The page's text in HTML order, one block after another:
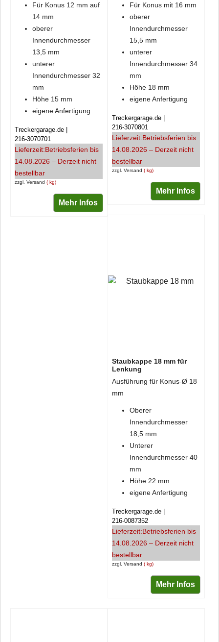
Für Konus 12 mm auf
14 mm
oberer
Innendurchmesser
13,5 mm
unterer
Innendurchmesser 32
mm
Höhe 15 mm
eigene Anfertigung
zzgl. Versand kg
Treckergarage.de
216-3070701
Lieferzeit:Betriebsferien bis
14.08.2026 – Derzeit nicht
bestellbar
Mehr Infos
Für Konus mit 16 mm
oberer
Innendurchmesser
15,5 mm
unterer
Innendurchmesser 34
mm
Höhe 18 mm
eigene Anfertigung
zzgl. Versand kg
Treckergarage.de
216-3070801
Lieferzeit:Betriebsferien bis
14.08.2026 – Derzeit nicht
bestellbar
Mehr Infos
Staubkappe 18 mm für
Lenkung
Ausführung für Konus-Ø 18
mm
Oberer
Innendurchmesser
18,5 mm
Unterer
Innendurchmesser 40
mm
Höhe 22 mm
eigene Anfertigung
zzgl. Versand kg
Treckergarage.de
216-0087352
Lieferzeit:Betriebsferien bis
14.08.2026 – Derzeit nicht
bestellbar
Mehr Infos